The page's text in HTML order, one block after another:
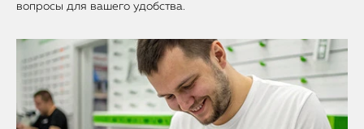
вопросы для вашего удобства.